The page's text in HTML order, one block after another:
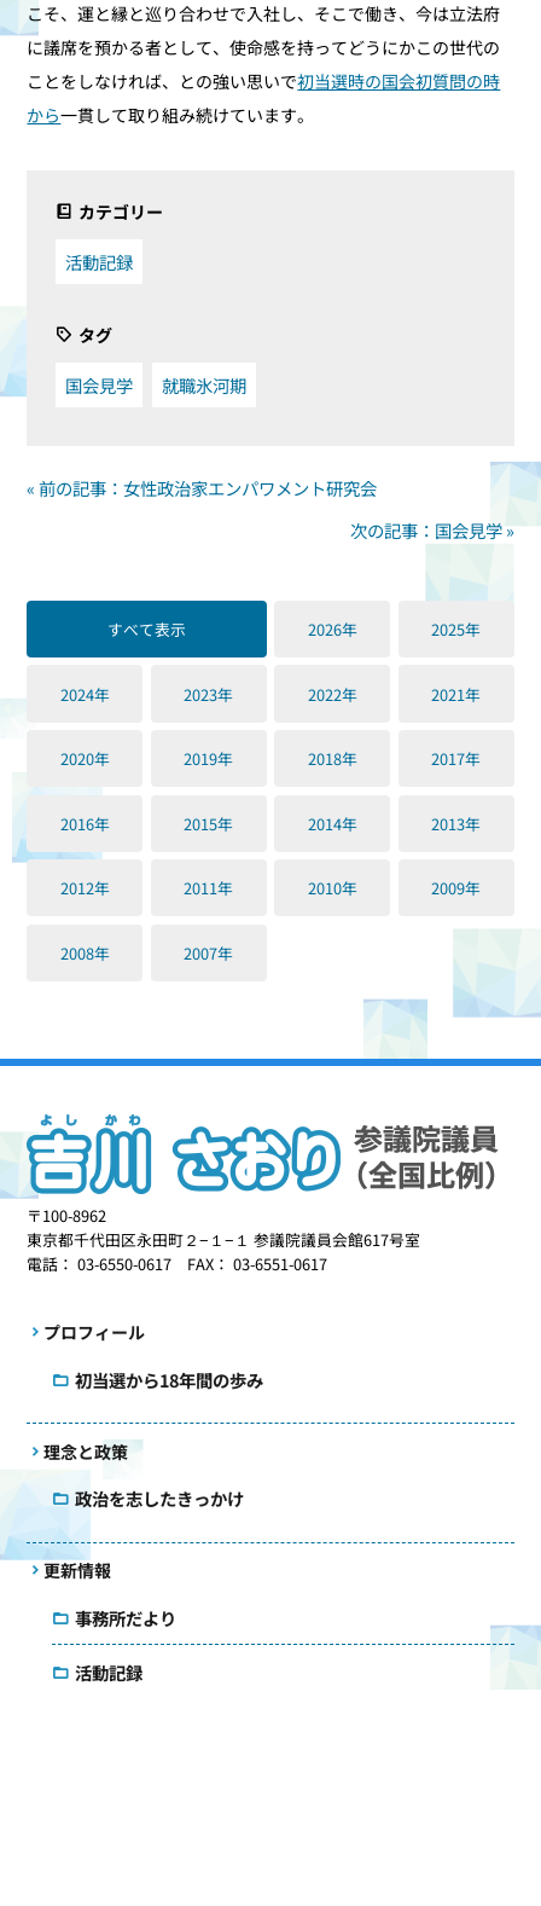
こそ、運と縁と巡り合わせで入社し、そこで働き、今は立法府
に議席を預かる者として、使命感を持ってどうにかこの世代の
ことをしなければ、との強い思いで初当選時の国会初質問の時
から一貫して取り組み続けています。
カテゴリー
活動記録
タグ
国会見学 就職氷河期
« 前の記事：女性政治家エンパワメント研究会
次の記事：国会見学 »
すべて表示 2026年 2025年
2024年 2023年 2022年 2021年
2020年 2019年 2018年 2017年
2016年 2015年 2014年 2013年
2012年 2011年 2010年 2009年
2008年 2007年
〒100-8962
東京都千代田区永田町２−１−１ 参議院議員会館617号室
電話： 03-6550-0617 FAX： 03-6551-0617
プロフィール
初当選から18年間の歩み
理念と政策
政治を志したきっかけ
更新情報
事務所だより
活動記録